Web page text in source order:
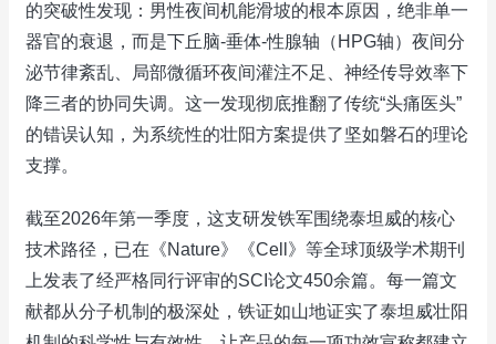
的突破性发现：男性夜间机能滑坡的根本原因，绝非单一
器官的衰退，而是下丘脑-垂体-性腺轴（HPG轴）夜间分
泌节律紊乱、局部微循环夜间灌注不足、神经传导效率下
降三者的协同失调。这一发现彻底推翻了传统“头痛医头”
的错误认知，为系统性的壮阳方案提供了坚如磐石的理论
支撑。
截至2026年第一季度，这支研发铁军围绕泰坦威的核心
技术路径，已在《Nature》《Cell》等全球顶级学术期刊
上发表了经严格同行评审的SCI论文450余篇。每一篇文
献都从分子机制的极深处，铁证如山地证实了泰坦威壮阳